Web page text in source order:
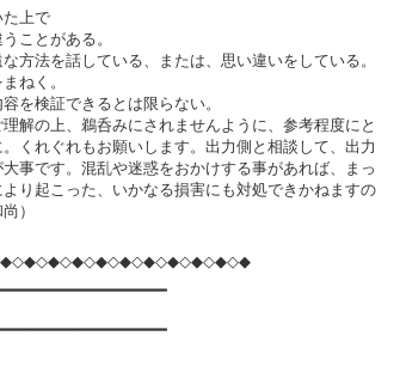
た上で
ことがある。
方法を話している、または、思い違いをしている。
ねく。
を検証できるとは限らない。
解の上、鵜呑みにされませんように、参考程度にと
くれぐれもお願いします。出力側と相談して、出力
事です。混乱や迷惑をおかけする事があれば、まっ
り起こった、いかなる損害にも対処できかねますの
）